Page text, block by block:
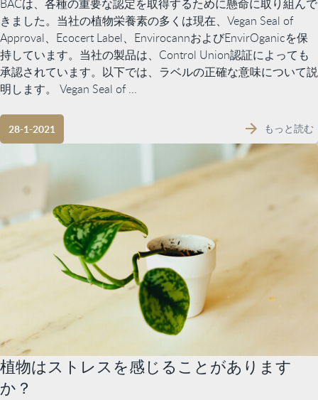
BACは、各種の重要な認定を取得するために懸命に取り組んで
きました。当社の植物栄養素の多くは現在、Vegan Seal of
Approval、Ecocert Label、EnvirocannおよびEnvirOganicを保
持しています。当社の製品は、Control Union認証によっても
承認されています。以下では、ラベルの正確な意味について説
明します。 Vegan Seal of ...
28-1-2021 もっと読む
植物はストレスを感じることがあります
か？